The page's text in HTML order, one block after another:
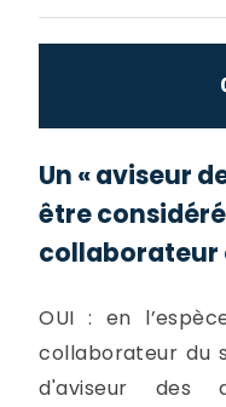
Un « aviseur
être
collaborateur
OUI : en
collaborateur du
d'aviseur des